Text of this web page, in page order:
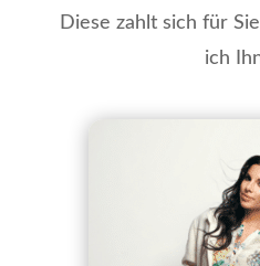
Diese zahlt sich für
ich